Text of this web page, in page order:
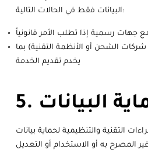
البيانات فقط في الحالات التالية:
جهات رسمية إذا تطلب الأمر قانونياً
الشحن أو الأنظمة التقنية) بما
يخدم تقديم الخدمة
البيانات
التقنية والتنظيمية لحماية بيانات
المصرح به أو الاستخدام أو التعديل